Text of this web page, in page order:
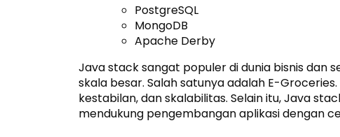
PostgreSQL
MongoDB
Apache Derby
Java stack sangat populer di dunia bisnis dan
skala besar. Salah satunya adalah E-
kestabilan, dan skalabilitas. Selain itu, Java
mendukung pengembangan aplikasi dengan